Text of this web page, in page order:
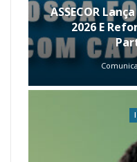
ASSECOR
2026 E